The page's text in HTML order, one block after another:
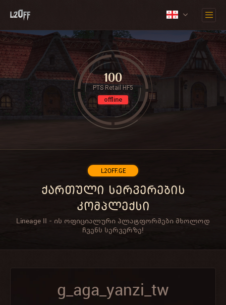
L2OFF.GE
ქართული სერვერების
კომპლექსი
Lineage II - ის ოფიციალური პლატფორმები მხოლოდ
ჩვენს სერვერზე!
100
PTS Retail HF5
offline
g_aga_yanzi_tw